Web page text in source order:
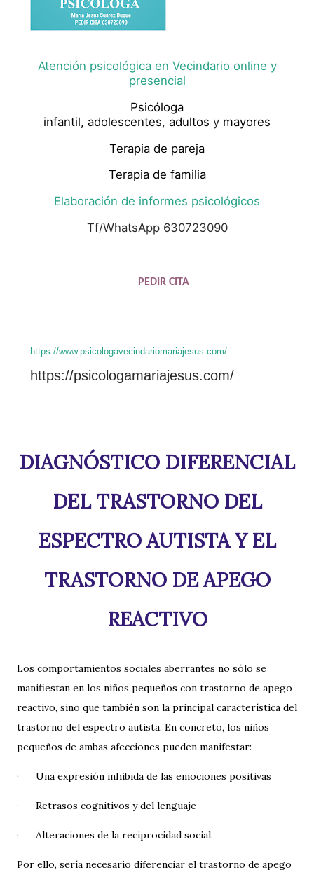
Atención psicológica en Vecindario online y
presencial
Psicóloga
infantil, adolescentes, adultos y mayores
Terapia de pareja
Terapia de familia
Elaboración de informes psicológicos
Tf/WhatsApp 630723090
PEDIR CITA
https://www.psicologavecindariomariajesus.com/
https://psicologamariajesus.com/
DIAGNÓSTICO DIFERENCIAL
DEL TRASTORNO DEL
ESPECTRO AUTISTA Y EL
TRASTORNO DE APEGO
REACTIVO
Los comportamientos sociales aberrantes no sólo se
manifiestan en los niños pequeños con trastorno de apego
reactivo, sino que también son la principal característica del
trastorno del espectro autista. En concreto, los niños
pequeños de ambas afecciones pueden manifestar:
· Una expresión inhibida de las emociones positivas
· Retrasos cognitivos y del lenguaje
· Alteraciones de la reciprocidad social.
Por ello, sería necesario diferenciar el trastorno de apego